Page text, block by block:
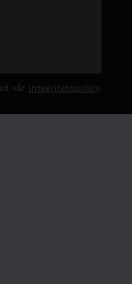
vår integritetspolicy.